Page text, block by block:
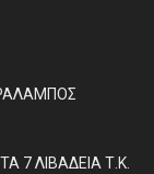
7 ΛΙΒΑΔΕΙΑ Τ.Κ.